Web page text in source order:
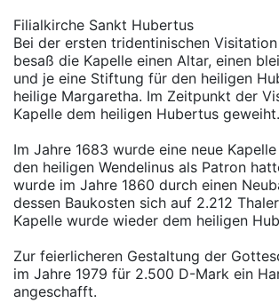
Filialkirche Sankt Hubertus
Bei der ersten tridentinischen
besaß die Kapelle einen Altar, einen
und je eine Stiftung für den heiligen
heilige Margaretha. Im Zeitpunkt der
Kapelle dem heiligen Hubertus geweiht.
Im Jahre 1683 wurde eine neue
den heiligen Wendelinus als Patron
wurde im Jahre 1860 durch einen
dessen Baukosten sich auf 2.212
Kapelle wurde wieder dem heiligen
Zur feierlicheren Gestaltung der
im Jahre 1979 für 2.500 D-Mark ein
angeschafft.